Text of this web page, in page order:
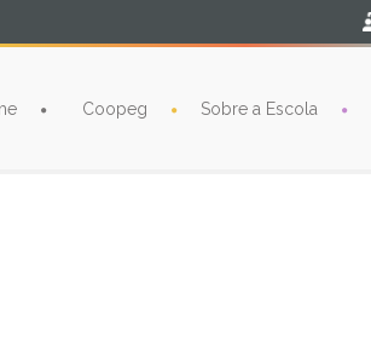
Coopeg Sobre a Escola